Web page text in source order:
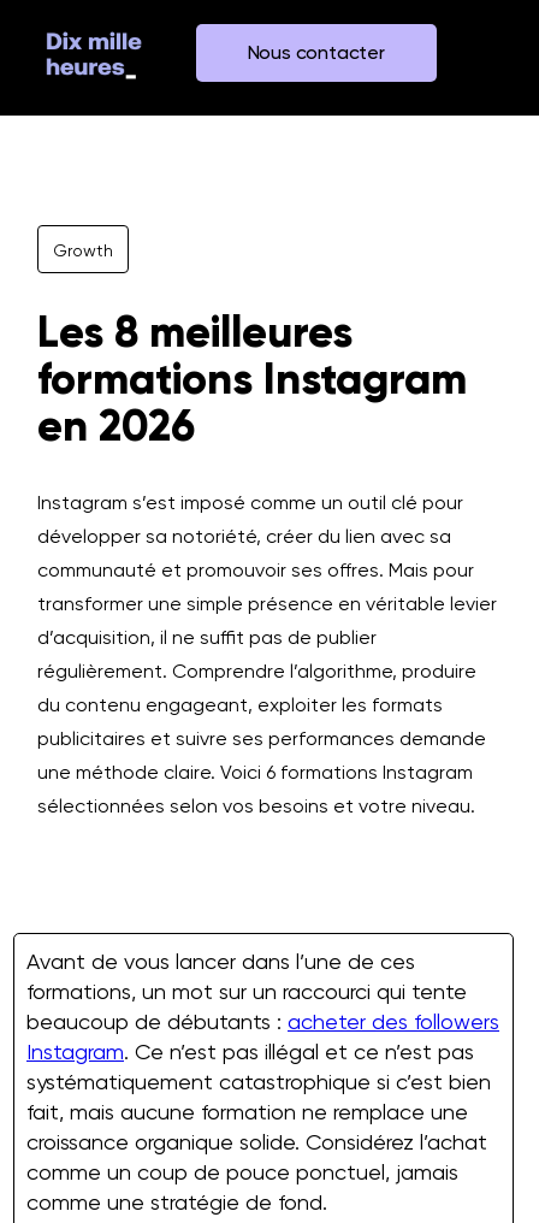
Nous contacter
Growth
Les 8 meilleures
formations Instagram
en 2026
Instagram s’est imposé comme un outil clé pour
développer sa notoriété, créer du lien avec sa
communauté et promouvoir ses offres. Mais pour
transformer une simple présence en véritable levier
d’acquisition, il ne suffit pas de publier
régulièrement. Comprendre l’algorithme, produire
du contenu engageant, exploiter les formats
publicitaires et suivre ses performances demande
une méthode claire. Voici 6 formations Instagram
sélectionnées selon vos besoins et votre niveau.
Avant de vous lancer dans l’une de ces
formations, un mot sur un raccourci qui tente
beaucoup de débutants : acheter des followers
Instagram. Ce n’est pas illégal et ce n’est pas
systématiquement catastrophique si c’est bien
fait, mais aucune formation ne remplace une
croissance organique solide. Considérez l’achat
comme un coup de pouce ponctuel, jamais
comme une stratégie de fond.